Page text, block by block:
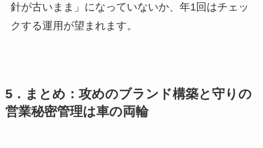
針が古いまま」になっていないか、年1回はチェッ
クする運用が望まれます。
5．まとめ：攻めのブランド構築と守りの
営業秘密管理は車の両輪